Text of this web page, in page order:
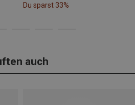
Du sparst 33%
auch